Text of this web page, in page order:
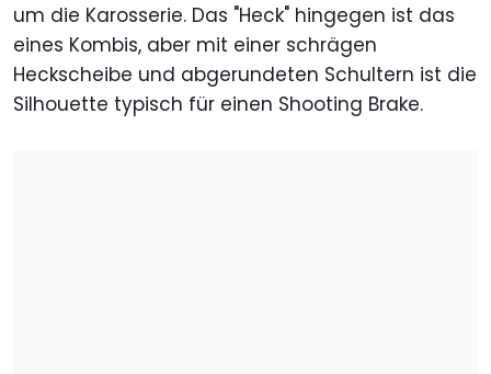
um die Karosserie. Das "Heck" hingegen ist das
eines Kombis, aber mit einer schrägen
Heckscheibe und abgerundeten Schultern ist die
Silhouette typisch für einen Shooting Brake.